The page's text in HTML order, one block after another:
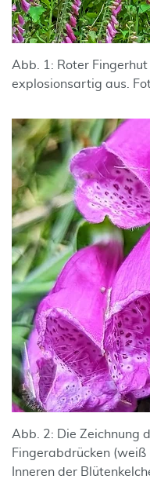
Abb. 1: Roter
explosionsartig aus.
Abb. 2: Die Zeichnung
Fingerabdrücken
Inneren der